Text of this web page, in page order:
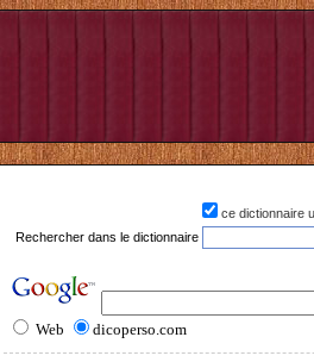
ce dictionnaire
Rechercher dans le dictionnaire
Web dicoperso.com